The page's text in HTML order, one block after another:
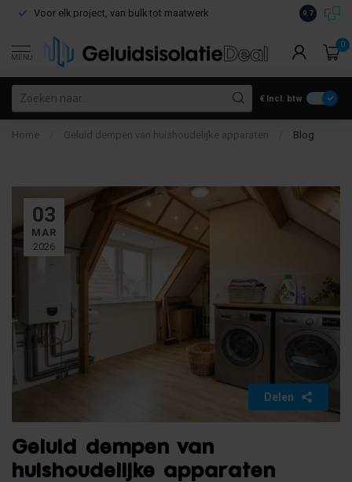
Voor elk project, van bulk tot maatwerk Gratis
9.7
MENU
0
€ Incl. btw
Home Geluid dempen van huishoudelijke apparaten Blog
03
MAR
2026
Delen
Geluid dempen van
huishoudelijke apparaten